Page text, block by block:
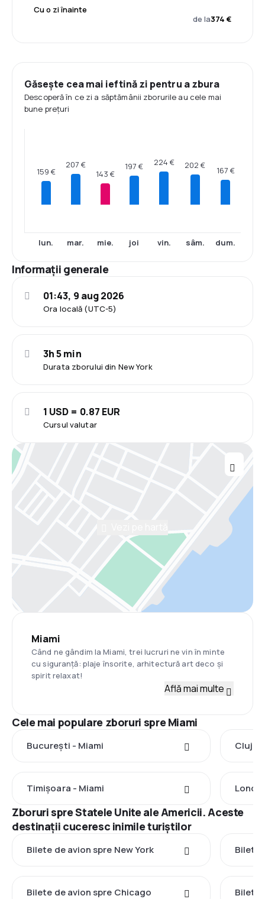
Cu o zi înainte
de la374 €
Găsește cea mai ieftină zi pentru a zbura
Descoperă în ce zi a săptămânii zborurile au cele mai
bune prețuri
159 €
lun.
207 €
mar.
143 €
mie.
197 €
joi
224 €
vin.
202 €
sâm.
167 €
dum.
Informații generale
Ora locală (UTC-5)
01:43, 9 aug 2026
Durata zborului din New York
3h 5 min
Cursul valutar
1 USD = 0.87 EUR
Miami
Când ne gândim la Miami, trei lucruri ne vin în minte
cu siguranță: plaje însorite, arhitectură art deco și
spirit relaxat!
Află mai multe
Cele mai populare zboruri spre Miami
București - Miami Cluj-
Timișoara - Miami
Zboruri spre Statele Unite ale Americii. Aceste
destinații cuceresc inimile turiștilor
Bilete de avion spre New York Bilete
Bilete de avion spre Chicago Bilete